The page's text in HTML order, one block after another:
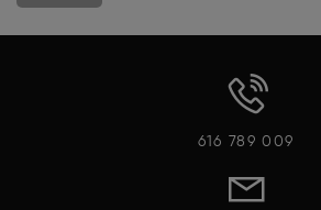
616 789 009